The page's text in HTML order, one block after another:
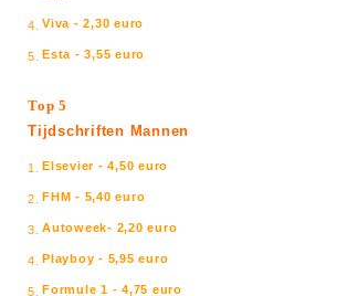
4. Viva - 2,30 euro
5. Esta - 3,55 euro
Top 5
Tijdschriften Mannen
1. Elsevier - 4,50 euro
2. FHM - 5,40 euro
3. Autoweek- 2,20 euro
4. Playboy - 5,95 euro
5. Formule 1 - 4,75 euro